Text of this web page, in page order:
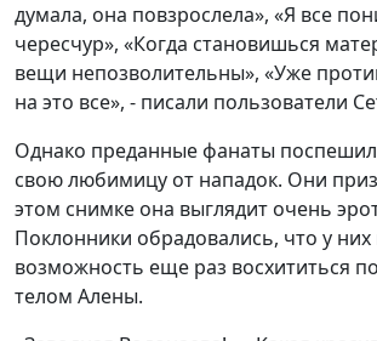
думала, она повзрослела», «Я все
чересчур», «Когда становишься
вещи непозволительны», «Уже
на это все», - писали пользователи
Однако преданные фанаты
свою любимицу от нападок. Они
этом снимке она выглядит очень
Поклонники обрадовались, что у них
возможность еще раз восхититься
телом Алены.